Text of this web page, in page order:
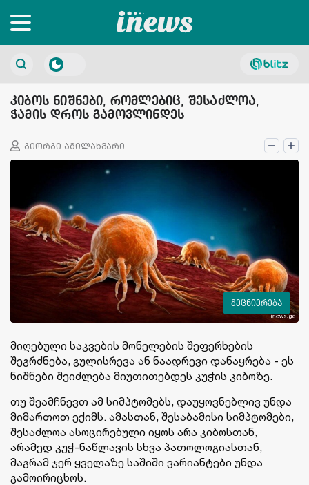
კიბოს ნიშნები, რომლებიც, შესაძლოა,
ჭამის დროს გამოვლინდეს
გიორგი ამილახვარი
მეცნიერება
მიღებული საკვების მონელების შეფერხების
შეგრძნება, გულისრევა ან ნაადრევი დანაყრება - ეს
ნიშნები შეიძლება მიუთითებდეს კუჭის კიბოზე.
თუ შეამჩნევთ ამ სიმპტომებს, დაუყოვნებლივ უნდა
მიმართოთ ექიმს. ამასთან, შესაბამისი სიმპტომები,
შესაძლოა ასოცირებული იყოს არა კიბოსთან,
არამედ კუჭ-ნაწლავის სხვა პათოლოგიასთან,
მაგრამ ჯერ ყველაზე საშიში ვარიანტები უნდა
გამოირიცხოს.